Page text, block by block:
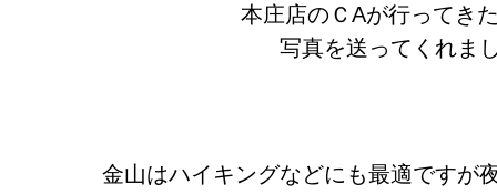
本庄店のＣAが行ってき
写真を送ってくれま
金山はハイキングなどにも最適ですが